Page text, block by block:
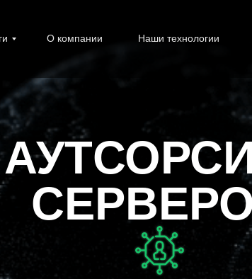
О компании Наши технологии